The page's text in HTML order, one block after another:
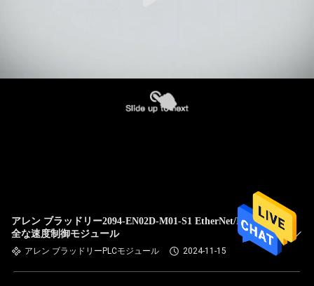
アレン ブラッドリー2094-EN02D-M01-S1 EtherNet/IPの安
全な速度制御モジュール
アレン ブラッドリーPLCモジュール 2024-11-15